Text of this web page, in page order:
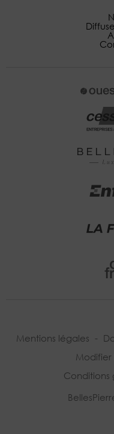
Mentions légales -
Modifier
Conditions